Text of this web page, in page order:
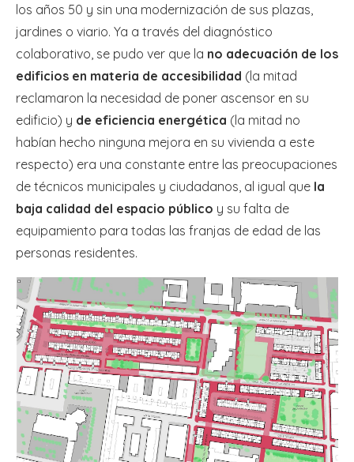
los años 50 y sin una modernización de sus plazas,
jardines o viario. Ya a través del diagnóstico
colaborativo, se pudo ver que la no adecuación de los
edificios en materia de accesibilidad (la mitad
reclamaron la necesidad de poner ascensor en su
edificio) y de eficiencia energética (la mitad no
habían hecho ninguna mejora en su vivienda a este
respecto) era una constante entre las preocupaciones
de técnicos municipales y ciudadanos, al igual que la
baja calidad del espacio público y su falta de
equipamiento para todas las franjas de edad de las
personas residentes.